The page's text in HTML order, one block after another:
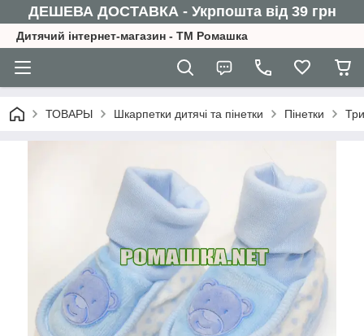
ДЕШЕВА ДОСТАВКА - Укрпошта від 39 грн
Дитячий інтернет-магазин - ТМ Ромашка
ТОВАРЫ Шкарпетки дитячі та пінетки Пінетки